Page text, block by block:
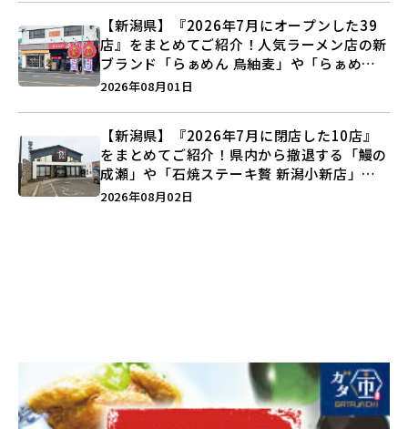
【新潟県】『2026年7月にオープンした39
店』をまとめてご紹介！人気ラーメン店の新
ブランド「らぁめん 鳥紬麦」や「らぁめん
しょうがの空」など盛りだくさん♪
2026年08月01日
【新潟県】『2026年7月に閉店した10店』
をまとめてご紹介！県内から撤退する「鰻の
成瀬」や「石焼ステーキ贅 新潟小新店」が
営業に幕…。
2026年08月02日